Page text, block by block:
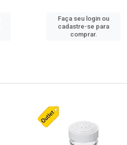
Faça seu login ou
cadastre-se para
comprar.